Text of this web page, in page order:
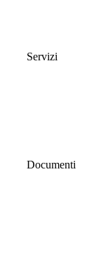
Servizi
Documenti